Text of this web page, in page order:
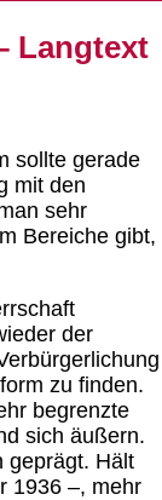
Langtext
sollte gerade
mit den
sehr
Bereiche gibt,
der
zu finden.
begrenzte
sich äußern.
geprägt. Hält
1936 –, mehr